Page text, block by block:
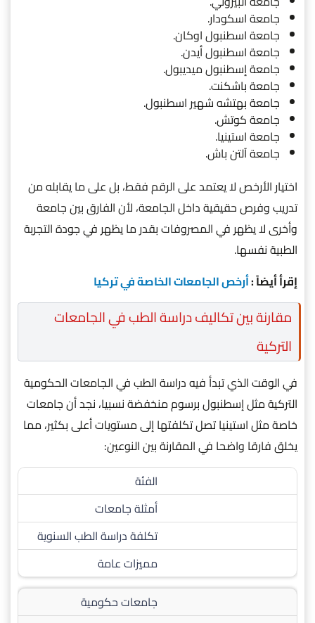
جامعة اسكودار.
جامعة اسطنبول اوكان.
جامعة اسطنبول أيدن.
جامعة إسطنبول ميديبول.
جامعة باشكنت.
جامعة بهتشه شهير اسطنبول.
جامعة كوتش.
جامعة استينيا.
جامعة آلتن باش.
اختيار الأرخص لا يعتمد على الرقم فقط، بل على ما يقابله من
تدريب وفرص حقيقية داخل الجامعة، لأن الفارق بين جامعة
وأخرى لا يظهر في المصروفات بقدر ما يظهر في جودة التجربة
الطبية نفسها.
إقرأ أيضاً :أرخص الجامعات الخاصة في تركيا
مقارنة بين تكاليف دراسة الطب في الجامعات
التركية
في الوقت الذي تبدأ فيه دراسة الطب في الجامعات الحكومية
التركية مثل إسطنبول برسوم منخفضة نسبيا، نجد أن جامعات
خاصة مثل استينيا تصل تكلفتها إلى مستويات أعلى بكثير، مما
يخلق فارقا واضحا في المقارنة بين النوعين:
الفئة
أمثلة جامعات
تكلفة دراسة الطب السنوية
مميزات عامة
جامعات حكومية